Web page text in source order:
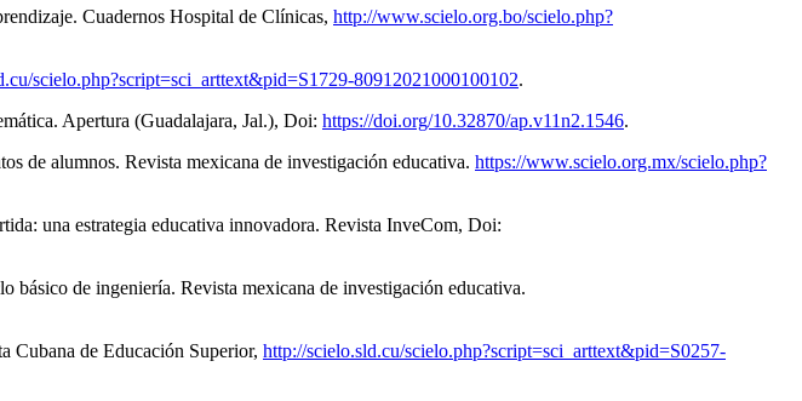
Cuadernos Hospital de Clínicas, http://www.scielo.org.bo/scielo.php?
scielo.php?script=sci_arttext&pid=S1729-80912021000100102.
Apertura (Guadalajara, Jal.), Doi: https://doi.org/10.32870/ap.v11n2.1546.
de alumnos. Revista mexicana de investigación educativa. https://www.scielo.org.mx/scielo.php?
una estrategia educativa innovadora. Revista InveCom, Doi:
de ingeniería. Revista mexicana de investigación educativa.
Cubana de Educación Superior, http://scielo.sld.cu/scielo.php?script=sci_arttext&pid=S0257-